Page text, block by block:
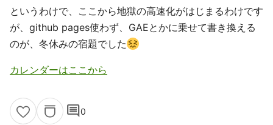
というわけで、ここから地獄の高速化がはじまるわけです
が、github pages使わず、GAEとかに乗せて書き換える
のが、冬休みの宿題でした
カレンダーはここから
comment0